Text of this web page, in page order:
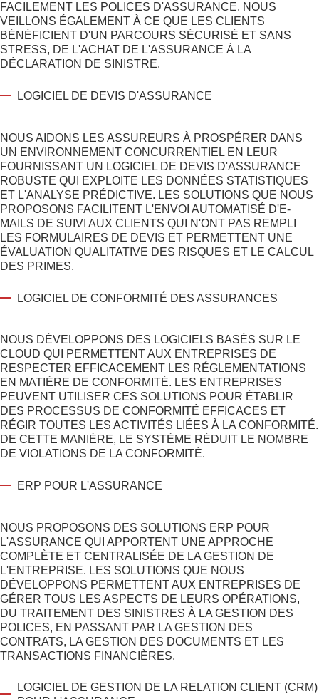
FACILEMENT LES POLICES D'ASSURANCE. NOUS
VEILLONS ÉGALEMENT À CE QUE LES CLIENTS
BÉNÉFICIENT D'UN PARCOURS SÉCURISÉ ET SANS
STRESS, DE L'ACHAT DE L'ASSURANCE À LA
DÉCLARATION DE SINISTRE.
LOGICIEL DE DEVIS D'ASSURANCE
NOUS AIDONS LES ASSUREURS À PROSPÉRER DANS
UN ENVIRONNEMENT CONCURRENTIEL EN LEUR
FOURNISSANT UN LOGICIEL DE DEVIS D'ASSURANCE
ROBUSTE QUI EXPLOITE LES DONNÉES STATISTIQUES
ET L'ANALYSE PRÉDICTIVE. LES SOLUTIONS QUE NOUS
PROPOSONS FACILITENT L'ENVOI AUTOMATISÉ D'E-
MAILS DE SUIVI AUX CLIENTS QUI N'ONT PAS REMPLI
LES FORMULAIRES DE DEVIS ET PERMETTENT UNE
ÉVALUATION QUALITATIVE DES RISQUES ET LE CALCUL
DES PRIMES.
LOGICIEL DE CONFORMITÉ DES ASSURANCES
NOUS DÉVELOPPONS DES LOGICIELS BASÉS SUR LE
CLOUD QUI PERMETTENT AUX ENTREPRISES DE
RESPECTER EFFICACEMENT LES RÉGLEMENTATIONS
EN MATIÈRE DE CONFORMITÉ. LES ENTREPRISES
PEUVENT UTILISER CES SOLUTIONS POUR ÉTABLIR
DES PROCESSUS DE CONFORMITÉ EFFICACES ET
RÉGIR TOUTES LES ACTIVITÉS LIÉES À LA CONFORMITÉ.
DE CETTE MANIÈRE, LE SYSTÈME RÉDUIT LE NOMBRE
DE VIOLATIONS DE LA CONFORMITÉ.
ERP POUR L'ASSURANCE
NOUS PROPOSONS DES SOLUTIONS ERP POUR
L'ASSURANCE QUI APPORTENT UNE APPROCHE
COMPLÈTE ET CENTRALISÉE DE LA GESTION DE
L'ENTREPRISE. LES SOLUTIONS QUE NOUS
DÉVELOPPONS PERMETTENT AUX ENTREPRISES DE
GÉRER TOUS LES ASPECTS DE LEURS OPÉRATIONS,
DU TRAITEMENT DES SINISTRES À LA GESTION DES
POLICES, EN PASSANT PAR LA GESTION DES
CONTRATS, LA GESTION DES DOCUMENTS ET LES
TRANSACTIONS FINANCIÈRES.
LOGICIEL DE GESTION DE LA RELATION CLIENT (CRM)